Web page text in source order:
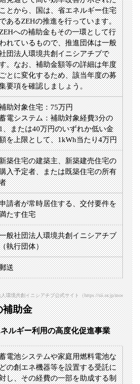
ことから、国は、省エネルギー住宅
であるZEHの推進を行っています。
ZEHへの補助金もその一環として行
われているもので、推進団体は一般
団法人環境共創イニシアチブで
。なお、補助金額等の詳細は年度
ごとに変化するため、該当年度の募
要項を確認しましょう。
助対象住宅：75万円
電システム：補助対象経費3分の
1、または40万円のいずれか低い金
を上限として、1kWh当たり4万円
新築住宅の建築主、新築建売住宅の
購入予定者、または既築住宅の所有
申請者が常時居住する、交付要件を
たす住宅
般社団法人環境共創イニシアチブ
（執行団体）
送
環境共創イニシアチブ公式サイト（https://sii.or.jp/moe_zeh03/
補助金
ルギー利用の高度化促進事業
電池システムや家庭用燃料電池な
どの創エネ機器等を設置する受託に
し、その経費の一部を助成する制